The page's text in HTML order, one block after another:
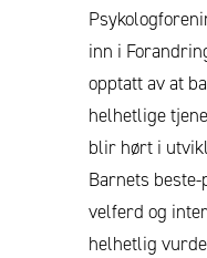
inn i
opptatt av at
helhetlige
blir hørt i
Barnets
velferd og
helhetlig